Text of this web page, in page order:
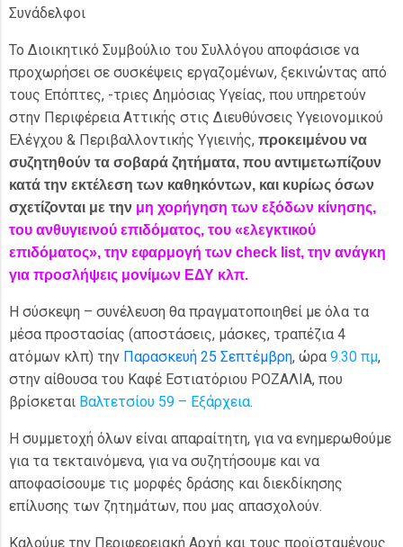
Συνάδελφοι
Το Διοικητικό Συμβούλιο του Συλλόγου αποφάσισε να
προχωρήσει σε συσκέψεις εργαζομένων, ξεκινώντας από
τους Επόπτες, -τριες Δημόσιας Υγείας, που υπηρετούν
στην Περιφέρεια Αττικής στις Διευθύνσεις Υγειονομικού
Ελέγχου & Περιβαλλοντικής Υγιεινής, προκειμένου να
συζητηθούν τα σοβαρά ζητήματα, που αντιμετωπίζουν
κατά την εκτέλεση των καθηκόντων, και κυρίως όσων
σχετίζονται με την μη χορήγηση των εξόδων κίνησης,
του ανθυγιεινού επιδόματος, του «ελεγκτικού
επιδόματος», την εφαρμογή των check list, την ανάγκη
για προσλήψεις μονίμων ΕΔΥ κλπ.
Η σύσκεψη – συνέλευση θα πραγματοποιηθεί με όλα τα
μέσα προστασίας (αποστάσεις, μάσκες, τραπέζια 4
ατόμων κλπ) την Παρασκευή 25 Σεπτέμβρη, ώρα 9.30 πμ,
στην αίθουσα του Καφέ Εστιατόριου ΡΟΖΑΛΙΑ, που
βρίσκεται Βαλτετσίου 59 – Εξάρχεια.
Η συμμετοχή όλων είναι απαραίτητη, για να ενημερωθούμε
για τα τεκταινόμενα, για να συζητήσουμε και να
αποφασίσουμε τις μορφές δράσης και διεκδίκησης
επίλυσης των ζητημάτων, που μας απασχολούν.
Καλούμε την Περιφερειακή Αρχή και τους προϊσταμένους